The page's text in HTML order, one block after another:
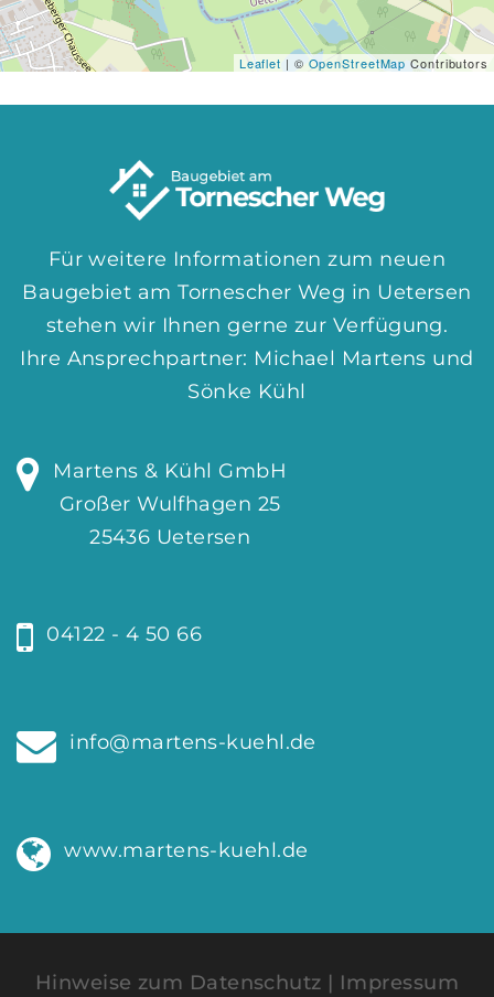
Leaflet | © OpenStreetMap Contributors
Für weitere Informationen zum neuen
Baugebiet am Tornescher Weg in Uetersen
stehen wir Ihnen gerne zur Verfügung.
Ihre Ansprechpartner: Michael Martens und
Sönke Kühl
Martens & Kühl GmbH
Großer Wulfhagen 25
25436 Uetersen
04122 - 4 50 66
info@martens-kuehl.de
www.martens-kuehl.de
Hinweise zum Datenschutz | Impressum